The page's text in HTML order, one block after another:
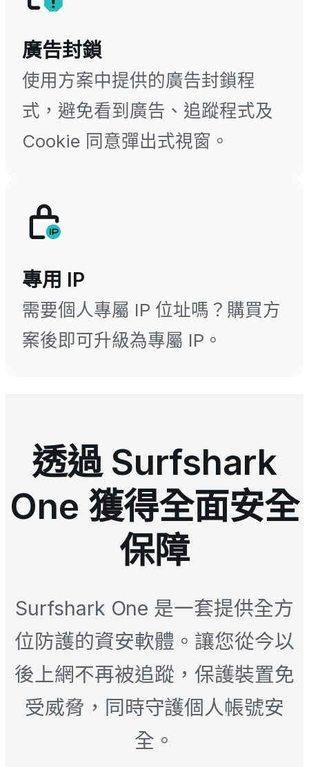
廣告封鎖
使用方案中提供的廣告封鎖程
式，避免看到廣告、追蹤程式及
Cookie 同意彈出式視窗。
專用 IP
需要個人專屬 IP 位址嗎？購買方
案後即可升級為專屬 IP。
透過 Surfshark
One 獲得全面安全
保障
Surfshark One 是一套提供全方
位防護的資安軟體。讓您從今以
後上網不再被追蹤，保護裝置免
受威脅，同時守護個人帳號安
全。